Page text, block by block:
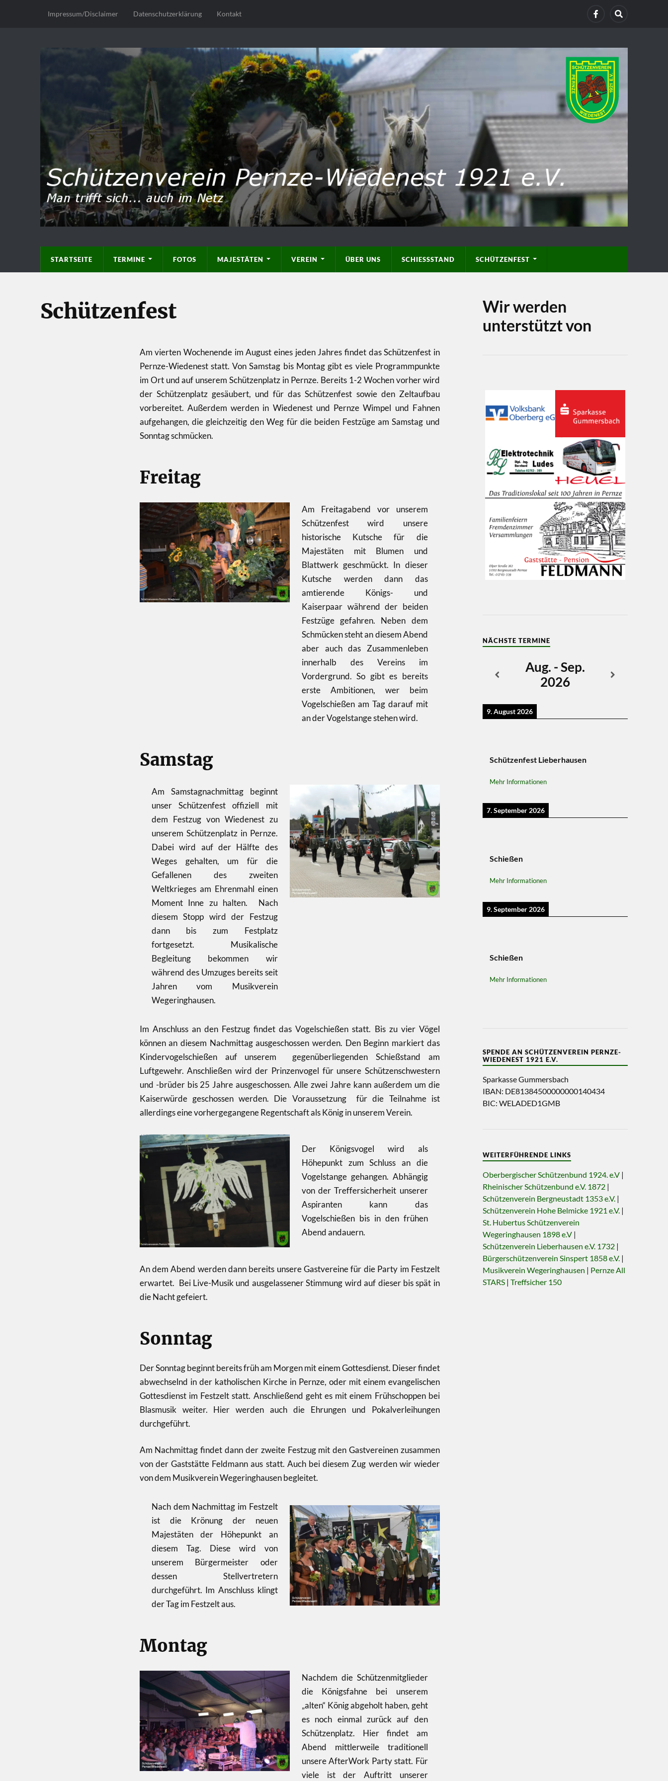
Impressum/Disclaimer Datenschutzerklärung Kontakt
STARTSEITE TERMINE FOTOS MAJESTÄTEN VEREIN ÜBER UNS SCHIESSSTAND SCHÜTZENFEST
Schützenfest
Am vierten Wochenende im August eines jeden Jahres findet das Schützenfest in
Pernze-Wiedenest statt. Von Samstag bis Montag gibt es viele Programmpunkte
im Ort und auf unserem Schützenplatz in Pernze. Bereits 1-2 Wochen vorher wird
der Schützenplatz gesäubert, und für das Schützenfest sowie den Zeltaufbau
vorbereitet. Außerdem werden in Wiedenest und Pernze Wimpel und Fahnen
aufgehangen, die gleichzeitig den Weg für die beiden Festzüge am Samstag und
Sonntag schmücken.
Freitag
Am Freitagabend vor unserem
Schützenfest wird unsere
historische Kutsche für die
Majestäten mit Blumen und
Blattwerk geschmückt. In dieser
Kutsche werden dann das
amtierende Königs- und
Kaiserpaar während der beiden
Festzüge gefahren. Neben dem
Schmücken steht an diesem Abend
aber auch das Zusammenleben
innerhalb des Vereins im
Vordergrund. So gibt es bereits
erste Ambitionen, wer beim
Vogelschießen am Tag darauf mit
an der Vogelstange stehen wird.
Samstag
Am Samstagnachmittag beginnt
unser Schützenfest offiziell mit
dem Festzug von Wiedenest zu
unserem Schützenplatz in Pernze.
Dabei wird auf der Hälfte des
Weges gehalten, um für die
Gefallenen des zweiten
Weltkrieges am Ehrenmahl einen
Moment Inne zu halten. Nach
diesem Stopp wird der Festzug
dann bis zum Festplatz
fortgesetzt. Musikalische
Begleitung bekommen wir
während des Umzuges bereits seit
Jahren vom Musikverein
Wegeringhausen.
Im Anschluss an den Festzug findet das Vogelschießen statt. Bis zu vier Vögel
können an diesem Nachmittag ausgeschossen werden. Den Beginn markiert das
Kindervogelschießen auf unserem gegenüberliegenden Schießstand am
Luftgewehr. Anschließen wird der Prinzenvogel für unsere Schützenschwestern
und -brüder bis 25 Jahre ausgeschossen. Alle zwei Jahre kann außerdem um die
Kaiserwürde geschossen werden. Die Voraussetzung für die Teilnahme ist
allerdings eine vorhergegangene Regentschaft als König in unserem Verein.
Der Königsvogel wird als
Höhepunkt zum Schluss an die
Vogelstange gehangen. Abhängig
von der Treffersicherheit unserer
Aspiranten kann das
Vogelschießen bis in den frühen
Abend andauern.
An dem Abend werden dann bereits unsere Gastvereine für die Party im Festzelt
erwartet. Bei Live-Musik und ausgelassener Stimmung wird auf dieser bis spät in
die Nacht gefeiert.
Sonntag
Der Sonntag beginnt bereits früh am Morgen mit einem Gottesdienst. Dieser findet
abwechselnd in der katholischen Kirche in Pernze, oder mit einem evangelischen
Gottesdienst im Festzelt statt. Anschließend geht es mit einem Frühschoppen bei
Blasmusik weiter. Hier werden auch die Ehrungen und Pokalverleihungen
durchgeführt.
Am Nachmittag findet dann der zweite Festzug mit den Gastvereinen zusammen
von der Gaststätte Feldmann aus statt. Auch bei diesem Zug werden wir wieder
von dem Musikverein Wegeringhausen begleitet.
Nach dem Nachmittag im Festzelt
ist die Krönung der neuen
Majestäten der Höhepunkt an
diesem Tag. Diese wird von
unserem Bürgermeister oder
dessen Stellvertretern
durchgeführt. Im Anschluss klingt
der Tag im Festzelt aus.
Montag
Nachdem die Schützenmitglieder
die Königsfahne bei unserem
„alten“ König abgeholt haben, geht
es noch einmal zurück auf den
Schützenplatz. Hier findet am
Abend mittlerweile traditionell
unsere AfterWork Party statt. Für
viele ist der Auftritt unserer
Wir werden
unterstützt von
NÄCHSTE TERMINE
Aug. - Sep.
2026
9. August 2026
Schützenfest Lieberhausen
Mehr Informationen
7. September 2026
Schießen
Mehr Informationen
9. September 2026
Schießen
Mehr Informationen
SPENDE AN SCHÜTZENVEREIN PERNZE-
WIEDENEST 1921 E.V.
Sparkasse Gummersbach
IBAN: DE81384500000000140434
BIC: WELADED1GMB
WEITERFÜHRENDE LINKS
Oberbergischer Schützenbund 1924. e.V|
Rheinischer Schützenbund e.V. 1872|
Schützenverein Bergneustadt 1353 e.V.|
Schützenverein Hohe Belmicke 1921 e.V.|
St. Hubertus Schützenverein
Wegeringhausen 1898 e.V|
Schützenverein Lieberhausen e.V. 1732|
Bürgerschützenverein Sinspert 1858 e.V.|
Musikverein Wegeringhausen | Pernze All
STARS| Treffsicher 150